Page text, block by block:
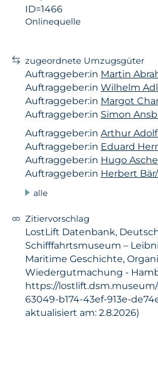
ID=1466
Onlinequelle
zugeordnete Umzugsgüter
Auftraggeber:in Martin
Auftraggeber:in Wilhelm
Auftraggeber:in Margot
Auftraggeber:in Simon
Auftraggeber:in Arthur
Auftraggeber:in Eduard
Auftraggeber:in Hugo
Auftraggeber:in Herbert
alle
Zitiervorschlag
LostLift Datenbank,
Schifffahrtsmuseum –
Maritime Geschichte,
Wiedergutmachung -
https://
63049-b174-43ef-913e-
aktualisiert am: 2.8.2026)